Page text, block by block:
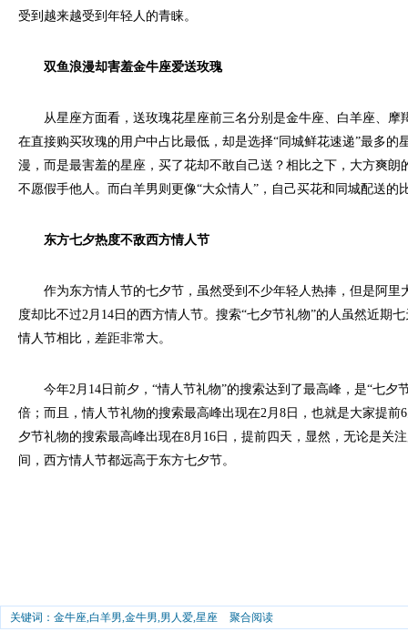
受到越来越受到年轻人的青睐。
双鱼浪漫却害羞金牛座爱送玫瑰
从星座方面看，送玫瑰花星座前三名分别是金牛座、白羊座、摩
在直接购买玫瑰的用户中占比最低，却是选择“同城鲜花速递”最多的
漫，而是最害羞的星座，买了花却不敢自己送？相比之下，大方爽朗
不愿假手他人。而白羊男则更像“大众情人”，自己买花和同城配送的
东方七夕热度不敌西方情人节
作为东方情人节的七夕节，虽然受到不少年轻人热捧，但是阿里
度却比不过2月14日的西方情人节。搜索“七夕节礼物”的人虽然近期
情人节相比，差距非常大。
今年2月14日前夕，“情人节礼物”的搜索达到了最高峰，是“七夕
倍；而且，情人节礼物的搜索最高峰出现在2月8日，也就是大家提前
夕节礼物的搜索最高峰出现在8月16日，提前四天，显然，无论是关
间，西方情人节都远高于东方七夕节。
关键词：金牛座,白羊男,金牛男,男人爱,星座 聚合阅读